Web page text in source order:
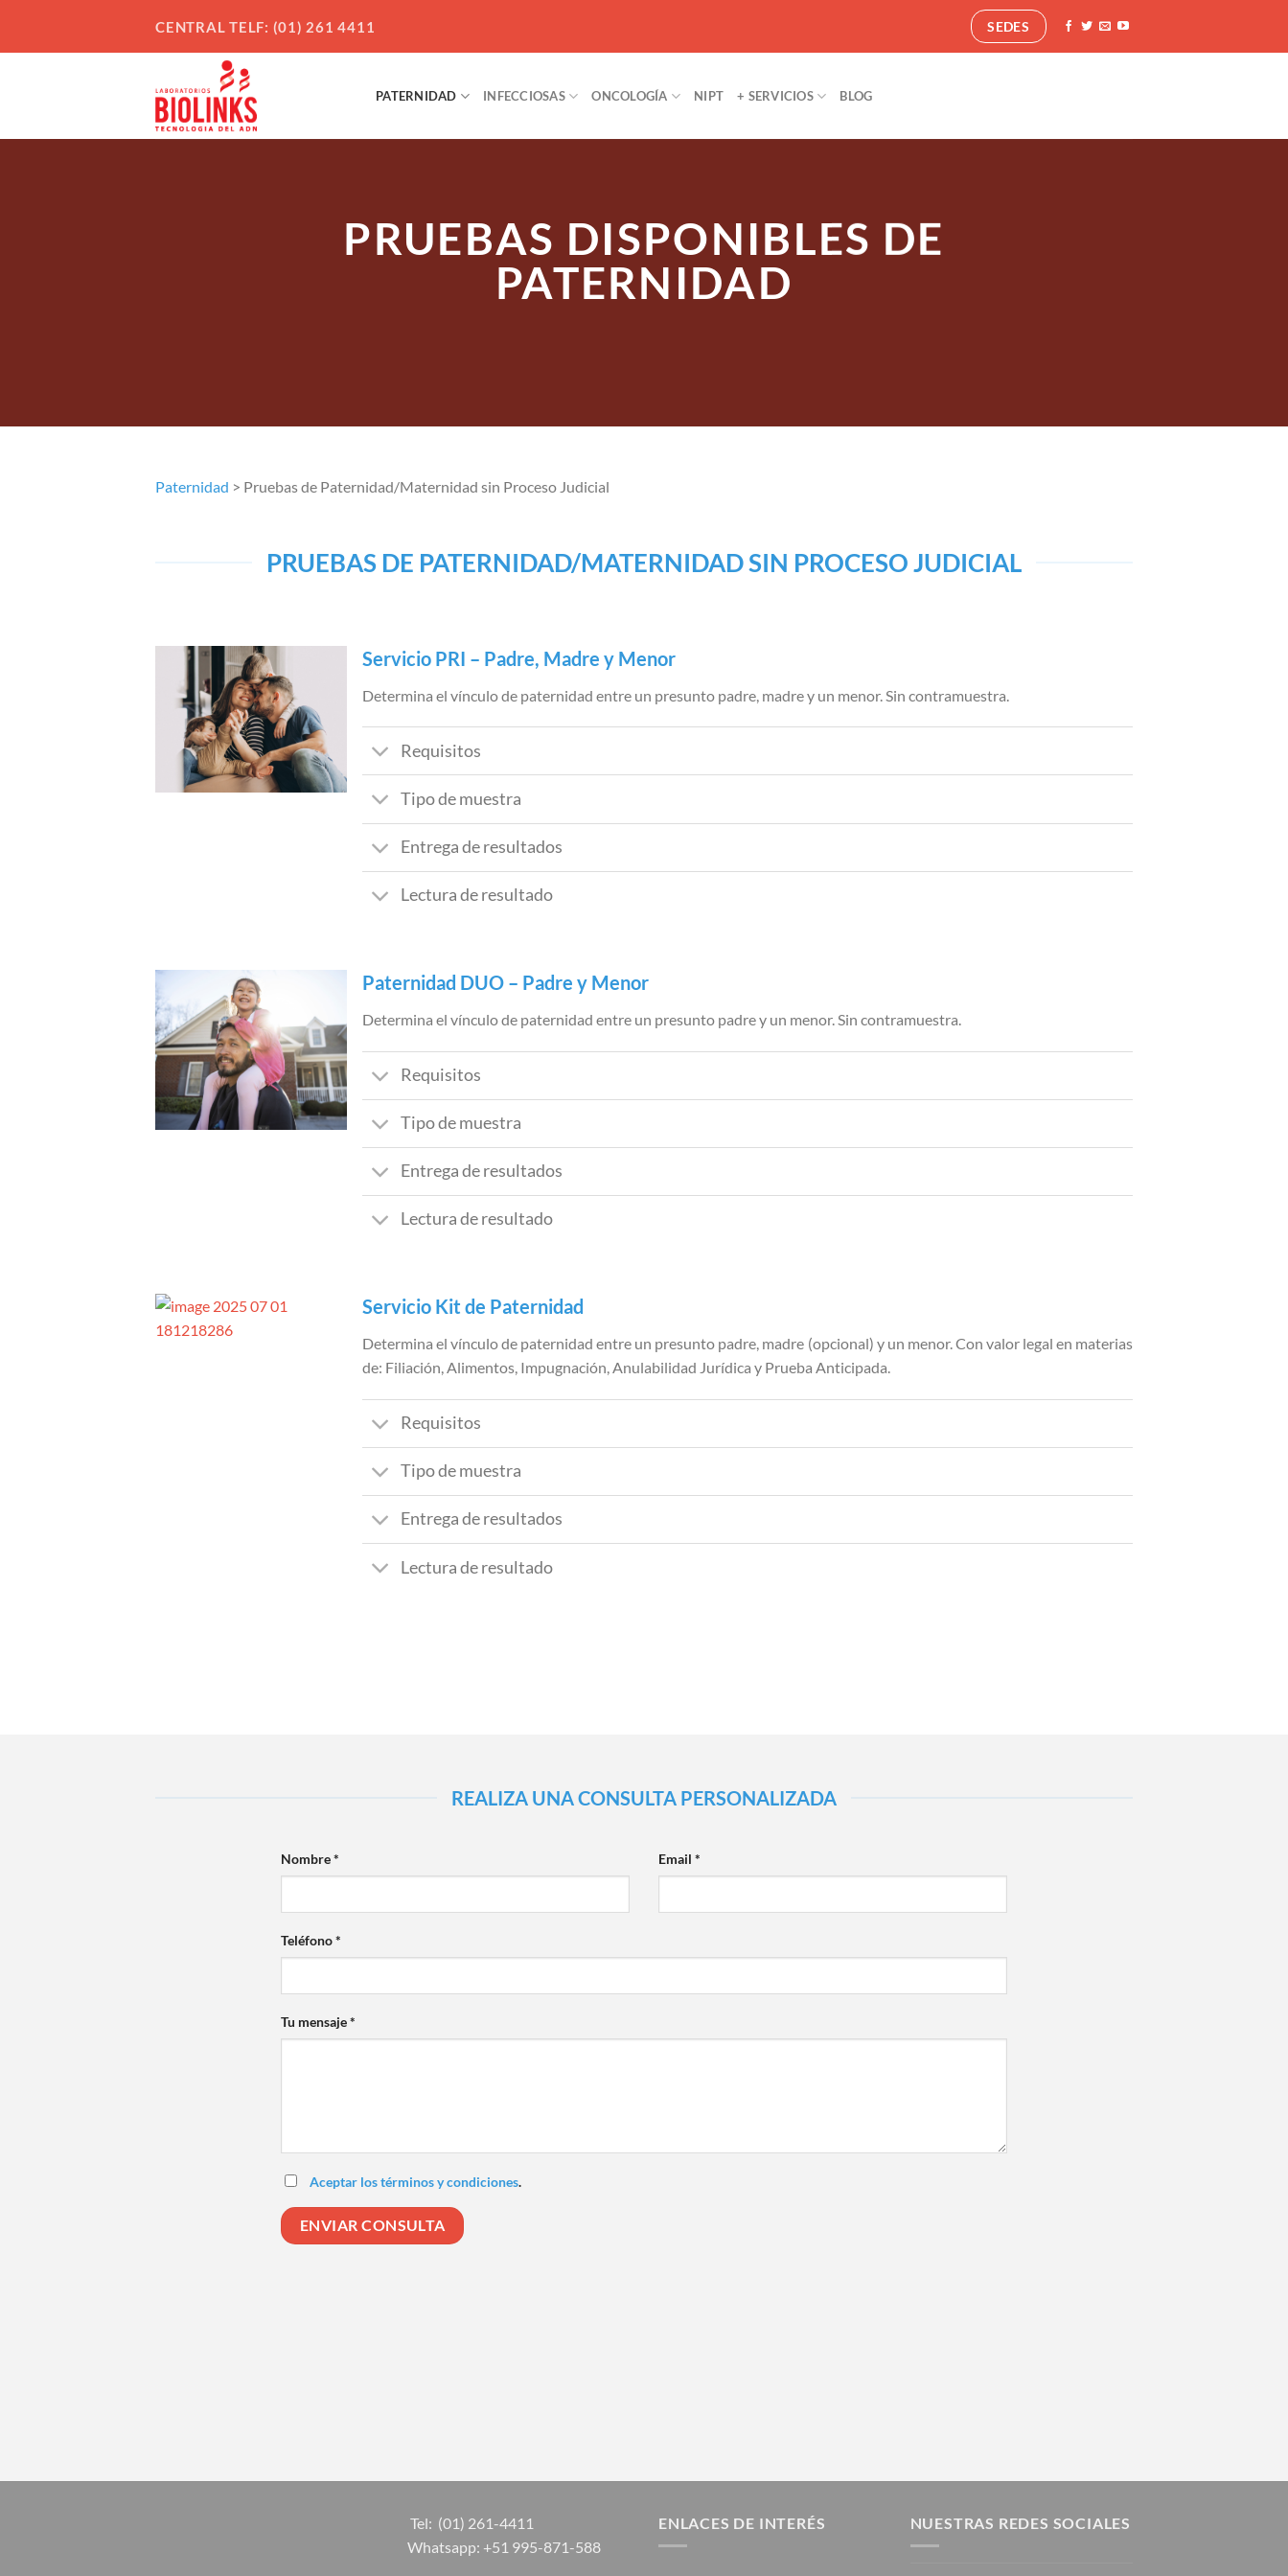
contenido
CENTRAL TELF: (01) 261 4411 SEDES
PATERNIDAD INFECCIOSAS ONCOLOGÍA NIPT + SERVICIOS BLOG
PRUEBAS DISPONIBLES DE
PATERNIDAD
Paternidad > Pruebas de Paternidad/Maternidad sin Proceso Judicial
PRUEBAS DE PATERNIDAD/MATERNIDAD SIN PROCESO JUDICIAL
Servicio PRI – Padre, Madre y Menor
Determina el vínculo de paternidad entre un presunto padre, madre y un menor. Sin contramuestra.
Requisitos
Tipo de muestra
Entrega de resultados
Lectura de resultado
Paternidad DUO – Padre y Menor
Determina el vínculo de paternidad entre un presunto padre y un menor. Sin contramuestra.
Requisitos
Tipo de muestra
Entrega de resultados
Lectura de resultado
Servicio Kit de Paternidad
Determina el vínculo de paternidad entre un presunto padre, madre (opcional) y un menor. Con valor legal en materias
de: Filiación, Alimentos, Impugnación, Anulabilidad Jurídica y Prueba Anticipada.
Requisitos
Tipo de muestra
Entrega de resultados
Lectura de resultado
REALIZA UNA CONSULTA PERSONALIZADA
Nombre * Email *
Teléfono *
Tu mensaje *
Aceptar los términos y condiciones.
Tel: (01) 261-4411
Whatsapp: +51 995-871-588
ENLACES DE INTERÉS NUESTRAS REDES SOCIALES